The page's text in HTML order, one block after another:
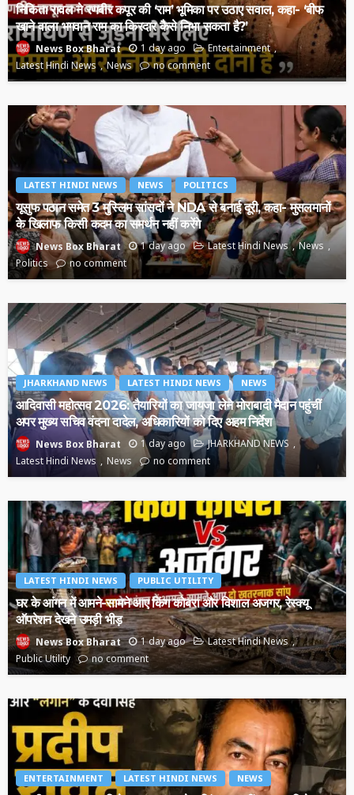
निकिता रावल ने रणबीर कपूर की ‘राम’ भूमिका पर उठाए सवाल, कहा- ‘बीफ
खाने वाला भगवान राम का किरदार कैसे निभा सकता है?’
News Box Bharat 1 day ago
Entertainment
Latest Hindi News
News no comment
LATEST HINDI NEWS NEWS POLITICS
यूसुफ पठान समेत 3 मुस्लिम सांसदों ने NDA से बनाई दूरी, कहा- मुसलमानों
के खिलाफ किसी कदम का समर्थन नहीं करेंगे
News Box Bharat 1 day ago Latest Hindi News
News
Politics
no comment
JHARKHAND NEWS LATEST HINDI NEWS NEWS
आदिवासी महोत्सव 2026: तैयारियों का जायजा लेने मोराबादी मैदान पहुंचीं
अपर मुख्य सचिव वंदना दादेल, अधिकारियों को दिए अहम निर्देश
News Box Bharat 1 day ago
JHARKHAND NEWS
Latest Hindi News
News no comment
LATEST HINDI NEWS PUBLIC UTILITY
घर के आंगन में आमने-सामने आए किंग कोबरा और विशाल अजगर, रेस्क्यू
ऑपरेशन देखने उमड़ी भीड़
News Box Bharat 1 day ago
Latest Hindi News
Public Utility
no comment
ENTERTAINMENT LATEST HINDI NEWS NEWS